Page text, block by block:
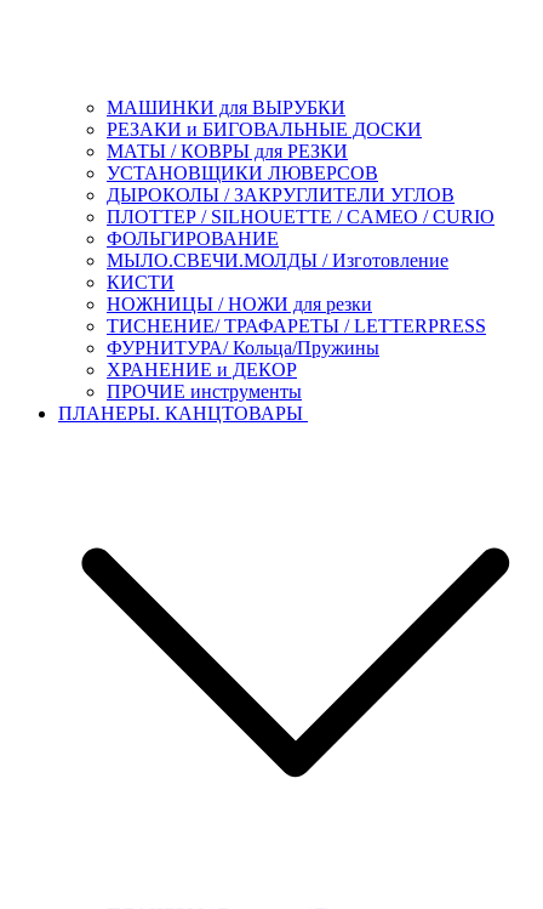
МАШИНКИ для ВЫРУБКИ
РЕЗАКИ и БИГОВАЛЬНЫЕ ДОСКИ
МАТЫ / КОВРЫ для РЕЗКИ
УСТАНОВЩИКИ ЛЮВЕРСОВ
ДЫРОКОЛЫ / ЗАКРУГЛИТЕЛИ УГЛОВ
ПЛОТТЕР / SILHOUETTE / CAMEO / CURIO
ФОЛЬГИРОВАНИЕ
МЫЛО.СВЕЧИ.МОЛДЫ / Изготовление
КИСТИ
НОЖНИЦЫ / НОЖИ для резки
ТИСНЕНИЕ/ ТРАФАРЕТЫ / LETTERPRESS
ФУРНИТУРА/ Кольца/Пружины
ХРАНЕНИЕ и ДЕКОР
ПРОЧИЕ инструменты
ПЛАНЕРЫ. КАНЦТОВАРЫ